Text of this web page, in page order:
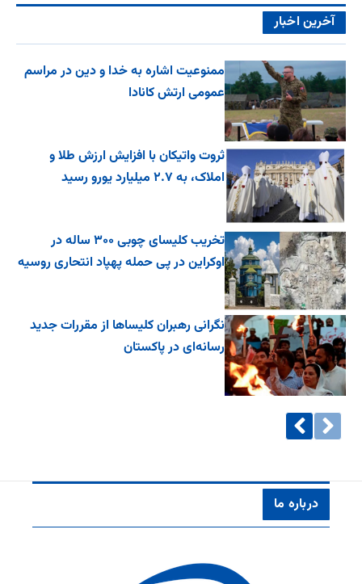
آخرین اخبار
ممنوعیت اشاره به خدا و دین در مراسم
عمومی ارتش کانادا
ثروت واتیکان با افزایش ارزش طلا و
املاک، به ۲.۷ میلیارد یورو رسید
تخریب کلیسای چوبی ۳۰۰ ساله در
اوکراین در پی حمله پهپاد انتحاری روسیه
نگرانی رهبران کلیساها از مقررات جدید
رسانه‌ای در پاکستان
درباره ما